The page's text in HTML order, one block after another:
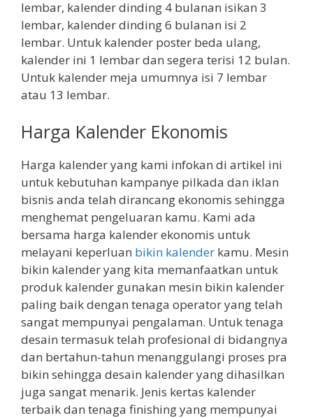
lembar, kalender dinding 4 bulanan isikan 3
lembar, kalender dinding 6 bulanan isi 2
lembar. Untuk kalender poster beda ulang,
kalender ini 1 lembar dan segera terisi 12 bulan.
Untuk kalender meja umumnya isi 7 lembar
atau 13 lembar.
Harga Kalender Ekonomis
Harga kalender yang kami infokan di artikel ini
untuk kebutuhan kampanye pilkada dan iklan
bisnis anda telah dirancang ekonomis sehingga
menghemat pengeluaran kamu. Kami ada
bersama harga kalender ekonomis untuk
melayani keperluan bikin kalender kamu. Mesin
bikin kalender yang kita memanfaatkan untuk
produk kalender gunakan mesin bikin kalender
paling baik dengan tenaga operator yang telah
sangat mempunyai pengalaman. Untuk tenaga
desain termasuk telah profesional di bidangnya
dan bertahun-tahun menanggulangi proses pra
bikin sehingga desain kalender yang dihasilkan
juga sangat menarik. Jenis kertas kalender
terbaik dan tenaga finishing yang mempunyai